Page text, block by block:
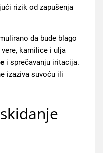
rizik od zapušenja
da bude blago
kamilice i ulja
i sprečavanju iritacija.
izaziva suvoću ili